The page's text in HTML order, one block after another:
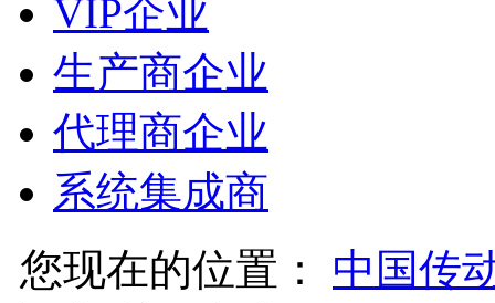
VIP企业
生产商企业
代理商企业
系统集成商
您现在的位置：
中国传